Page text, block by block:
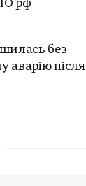
рф
без
аварію після